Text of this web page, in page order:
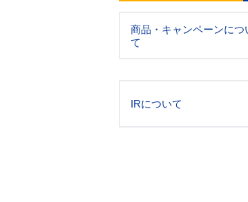
商品・キャンペーンにつ
て
IRについて